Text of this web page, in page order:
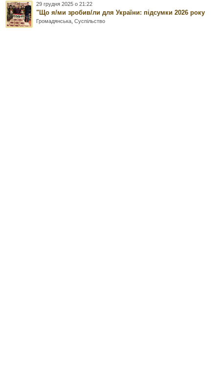
29 грудня 2025 о 21:22
"Що я/ми зробив/ли для України: підсумки 2026 року
Громадянська ,Суспільство